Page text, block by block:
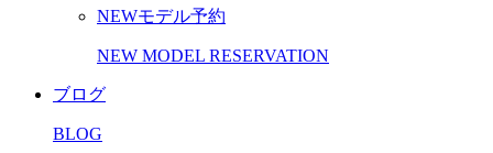
NEWモデル予約
NEW MODEL RESERVATION
ブログ
BLOG